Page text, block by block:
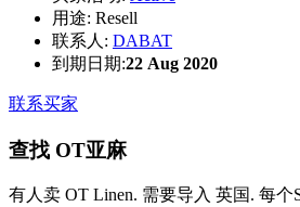
用途: Resell
联系人: DABAT
到期日期:22 Aug 2020
联系买家
查找 OT亚麻
有人卖 OT Linen. 需要导入 英国. 每个